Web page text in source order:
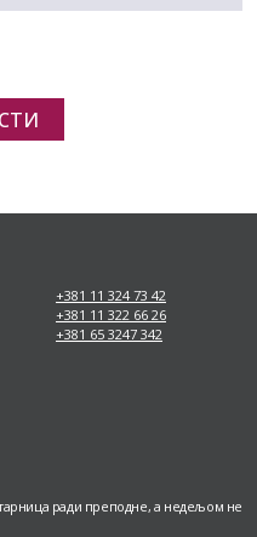
+381 11 324 73 42
+381 11 322 66 26
+381 65 3247 342
ради преподне, а недељом не